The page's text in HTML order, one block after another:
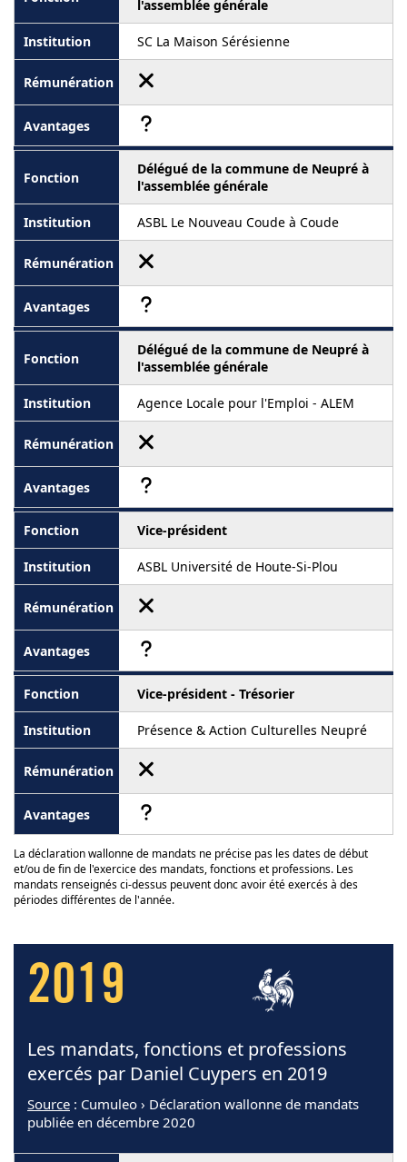
l'assemblée générale
SC La Maison Sérésienne
Délégué de la commune de Neupré à
l'assemblée générale
ASBL Le Nouveau Coude à Coude
Délégué de la commune de Neupré à
l'assemblée générale
Agence Locale pour l'Emploi - ALEM
Vice-président
ASBL Université de Houte-Si-Plou
Vice-président - Trésorier
Présence & Action Culturelles Neupré
La déclaration wallonne de mandats ne précise pas les dates de début
et/ou de fin de l'exercice des mandats, fonctions et professions. Les
mandats renseignés ci-dessus peuvent donc avoir été exercés à des
périodes différentes de l'année.
2019
Les mandats, fonctions et professions
exercés par Daniel Cuypers en 2019
Source : Cumuleo › Déclaration wallonne de mandats
publiée en décembre 2020